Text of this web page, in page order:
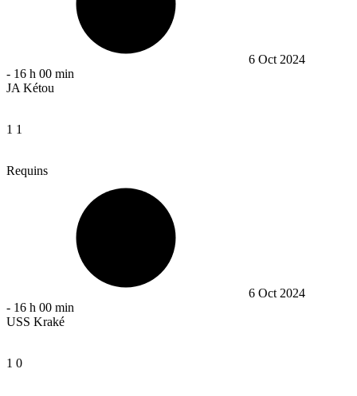
6 Oct 2024
- 16 h 00 min
JA Kétou
1 1
Requins
6 Oct 2024
- 16 h 00 min
USS Kraké
1 0